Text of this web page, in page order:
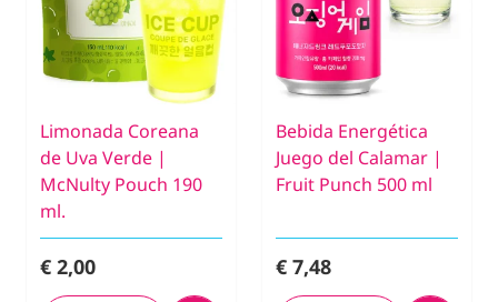
Limonada Coreana
de Uva Verde |
McNulty Pouch 190
ml.
€ 2,00
Bebida Energética
Juego del Calamar |
Fruit Punch 500 ml
€ 7,48